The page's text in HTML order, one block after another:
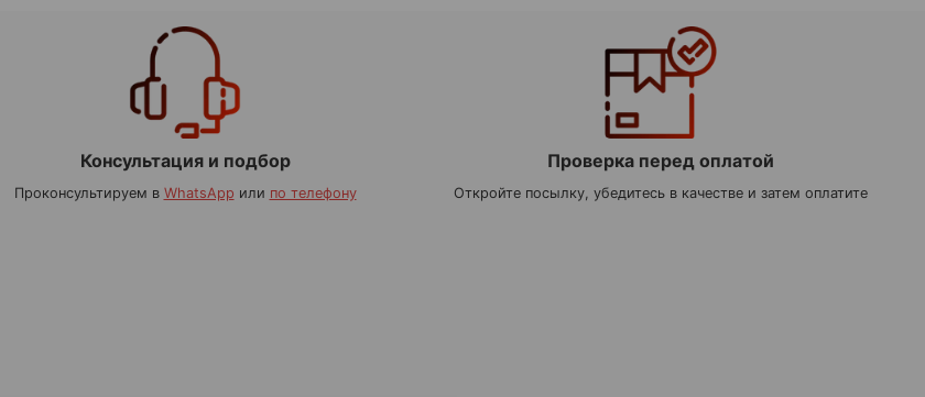
Консультация и подбор
Проконсультируем в WhatsApp или по телефону
Проверка перед оплатой
Откройте посылку, убедитесь в качестве и затем оплатите